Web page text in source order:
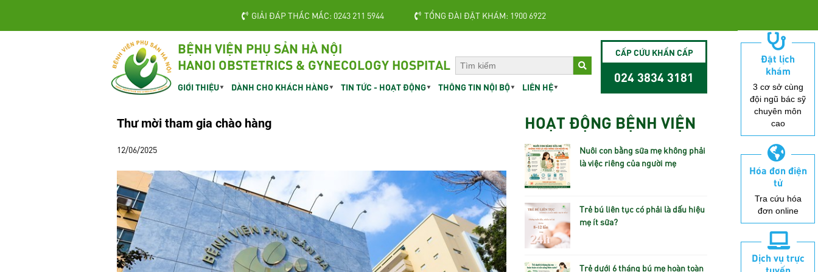
GIẢI ĐÁP THẮC MẮC: 0243 211 5944 TỔNG ĐÀI ĐẶT KHÁM: 1900 6922
BỆNH VIỆN PHỤ SẢN HÀ NỘI
HANOI OBSTETRICS & GYNECOLOGY HOSPITAL
GIỚI THIỆU DÀNH CHO KHÁCH HÀNG TIN TỨC - HOẠT ĐỘNG THÔNG TIN NỘI BỘ LIÊN HỆ
CẤP CỨU KHẨN CẤP
024 3834 3181
Thư mời tham gia chào hàng
12/06/2025
HOẠT ĐỘNG BỆNH VIỆN
Nuôi con bằng sữa mẹ không phải
là việc riêng của người mẹ
Trẻ bú liên tục có phải là dấu hiệu
mẹ ít sữa?
Trẻ dưới 6 tháng bú mẹ hoàn toàn
Đặt lịch
khám
3 cơ sở cùng
đội ngũ bác sỹ
chuyên môn
cao
Hóa đơn điện
tử
Tra cứu hóa
đơn online
Dịch vụ trực
tuyến